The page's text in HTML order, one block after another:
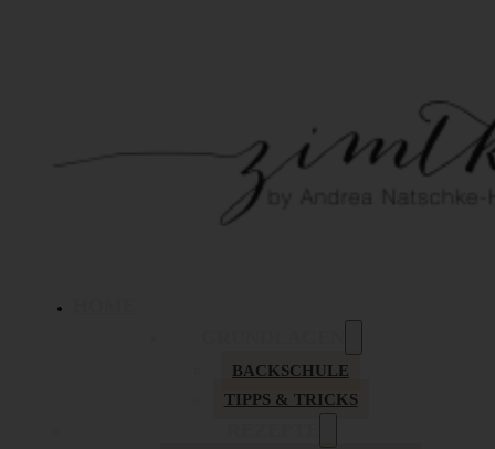
BACKSCHULE
TIPPS & TRICKS